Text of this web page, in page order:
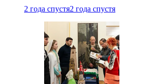
2 года спустя2 года спустя